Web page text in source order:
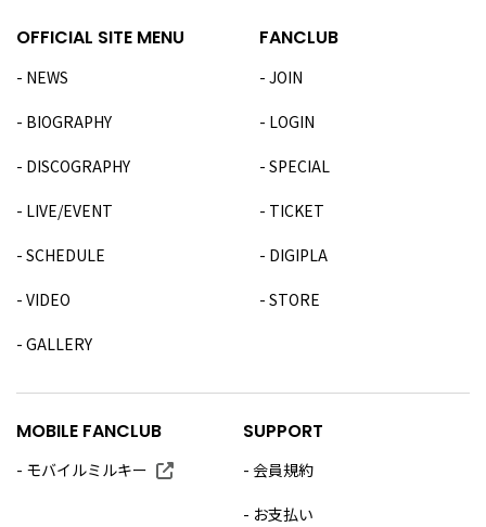
OFFICIAL SITE MENU
NEWS
BIOGRAPHY
DISCOGRAPHY
LIVE/EVENT
SCHEDULE
VIDEO
GALLERY
FANCLUB
JOIN
LOGIN
SPECIAL
TICKET
DIGIPLA
STORE
MOBILE FANCLUB
モバイルミルキー
SUPPORT
会員規約
お支払い